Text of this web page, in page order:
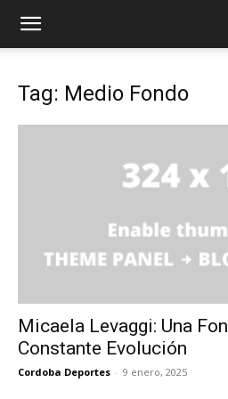
Tag: Medio Fondo
Micaela Levaggi: Una
Constante Evolución
Cordoba Deportes - 9 enero, 2025